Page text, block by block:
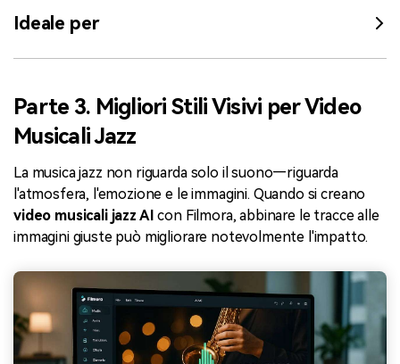
Ideale per
Parte 3. Migliori Stili Visivi per Video
Musicali Jazz
La musica jazz non riguarda solo il suono—riguarda
l'atmosfera, l'emozione e le immagini. Quando si creano
video musicali jazz AI con Filmora, abbinare le tracce alle
immagini giuste può migliorare notevolmente l'impatto.